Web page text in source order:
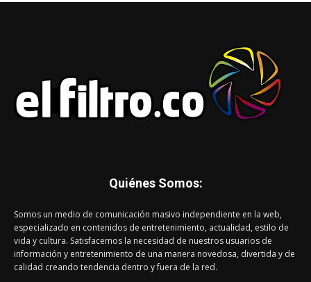
Quiénes Somos:
Somos un medio de comunicación masivo independiente en la web,
especializado en contenidos de entretenimiento, actualidad, estilo de
vida y cultura. Satisfacemos la necesidad de nuestros usuarios de
información y entretenimiento de una manera novedosa, divertida y de
calidad creando tendencia dentro y fuera de la red.